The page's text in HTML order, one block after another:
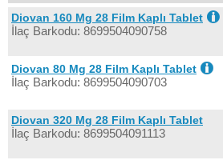
Diovan 160 Mg 28 Film Kaplı Tablet
İlaç Barkodu: 8699504090758
Diovan 80 Mg 28 Film Kaplı Tablet
İlaç Barkodu: 8699504090703
Diovan 320 Mg 28 Film Kaplı Tablet
İlaç Barkodu: 8699504091113